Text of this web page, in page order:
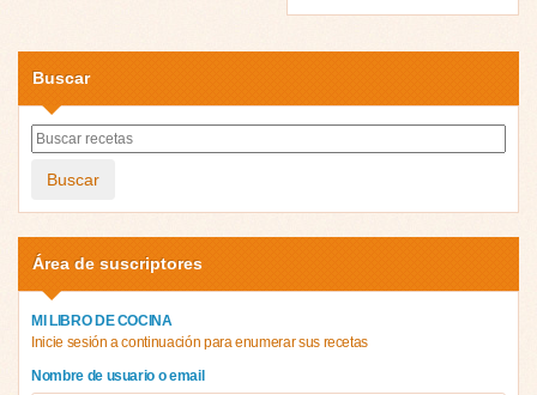
Buscar
Buscar
Área de suscriptores
MI LIBRO DE COCINA
Inicie sesión a continuación para enumerar sus recetas
Nombre de usuario o email